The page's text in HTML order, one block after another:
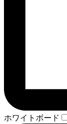
ホワイトボード